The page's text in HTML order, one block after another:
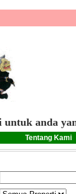
untuk anda
Tentang Kami